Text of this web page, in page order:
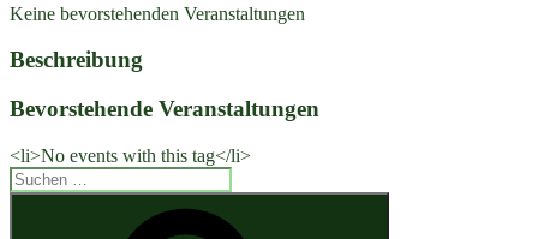
Keine bevorstehenden Veranstaltungen
Beschreibung
Bevorstehende Veranstaltungen
<li>No events with this tag</li>
Suchen
nach: